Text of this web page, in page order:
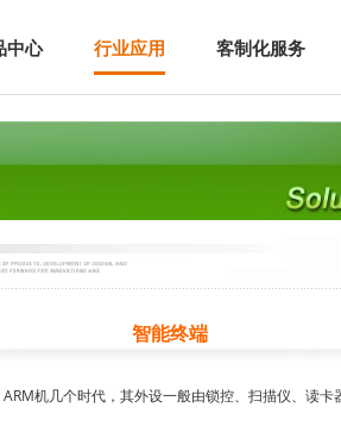
中心 行业应用 客制化服务
智能终端
机几个时代，其外设一般由锁控、扫描仪、读